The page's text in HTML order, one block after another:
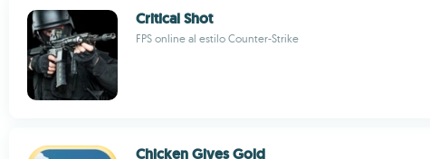
Critical Shot
FPS online al estilo Counter-Strike
Chicken Gives Gold